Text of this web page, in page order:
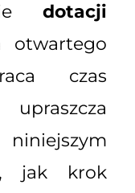
dotacji
otwartego
czas
jak krok